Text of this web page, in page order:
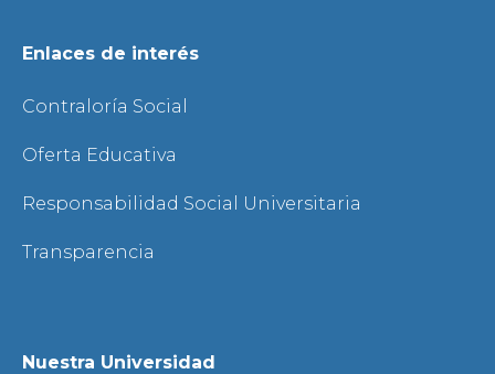
Enlaces de interés
Contraloría Social
Oferta Educativa
Responsabilidad Social Universitaria
Transparencia
Nuestra Universidad